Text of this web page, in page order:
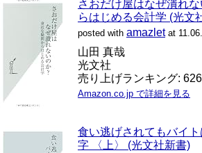
さおだけ屋はなぜ潰れ
らはじめる会計学 (光文
posted with amazletat
山田 真哉
光文社
売り上げランキング:
Amazon.co.jp で詳細を見る
食い逃げされてもバイ
字 〈上〉 (光文社新書)